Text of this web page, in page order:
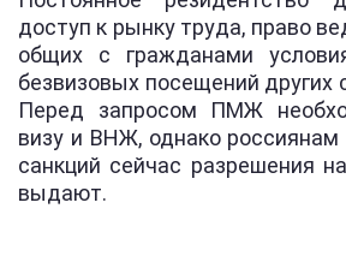
доступ к рынку труда, право
общих с гражданами
безвизовых посещений других
Перед запросом ПМЖ
визу и ВНЖ, однако
санкций сейчас разрешения
выдают.